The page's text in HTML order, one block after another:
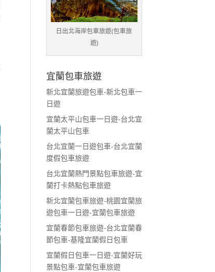
日出北海岸包車旅遊(包車旅
遊)
宜蘭包車旅遊
新北宜蘭旅遊包車-新北包車一
日遊
宜蘭太平山包車一日遊-台北宜
蘭太平山包車
台北宜蘭一日遊包車-台北宜蘭
度假包車旅遊
台北宜蘭熱門景點包車旅遊-宜
蘭打卡熱點包車旅遊
新北宜蘭包車旅遊-桃園宜蘭旅
遊包車一日遊-宜蘭包車旅遊
宜蘭春節包車旅遊-台北宜蘭春
節包車-基隆宜蘭假日包車
宜蘭假日包車一日遊-宜蘭好玩
景點包車-宜蘭包車旅遊